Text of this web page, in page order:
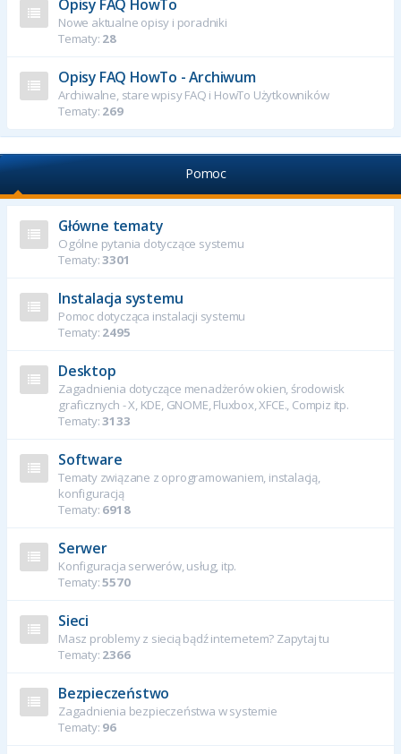
Opisy FAQ HowTo
Nowe aktualne opisy i poradniki
Tematy: 28
Opisy FAQ HowTo - Archiwum
Archiwalne, stare wpisy FAQ i HowTo Użytkowników
Tematy: 269
Pomoc
Główne tematy
Ogólne pytania dotyczące systemu
Tematy:3301
Instalacja systemu
Pomoc dotycząca instalacji systemu
Tematy: 2495
Desktop
Zagadnienia dotyczące menadżerów okien, środowisk
graficznych - X, KDE, GNOME, Fluxbox, XFCE., Compiz itp.
Tematy:3133
Software
Tematy związane z oprogramowaniem, instalacją,
konfiguracją
Tematy: 6918
Serwer
Konfiguracja serwerów, usług, itp.
Tematy:5570
Sieci
Masz problemy z siecią bądź internetem? Zapytaj tu
Tematy: 2366
Bezpieczeństwo
Zagadnienia bezpieczeństwa w systemie
Tematy: 96